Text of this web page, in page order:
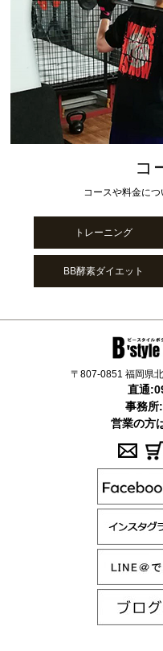
コ
コースや料金につ
トレーニング
BB酵素ダイエット
〒807-0851 福岡県
直通:
事務所:
営業の方